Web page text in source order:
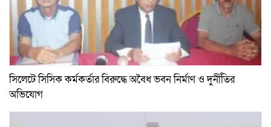
সিলেটে সিসিক কর্মকর্তার বিরুদ্ধে অবৈধ ভবন নির্মাণ ও দুর্নীতির
অভিযোগ